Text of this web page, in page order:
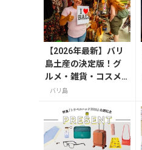
【2026年最新】バリ
島土産の決定版！グ
ルメ・雑貨・コスメ
のおすすめ20選
バリ島